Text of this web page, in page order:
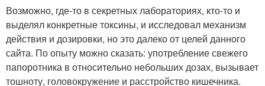
Возможно, где-то в секретных лабораториях, кто-то и
выделял конкретные токсины, и исследовал механизм
действия и дозировки, но это далеко от целей данного
сайта. По опыту можно сказать: употребление свежего
папоротника в относительно небольших дозах, вызывает
тошноту, головокружение и расстройство кишечника.